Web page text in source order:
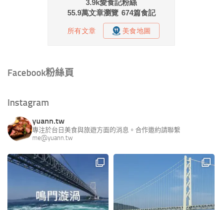
Facebook粉絲頁
Instagram
yuann.tw
專注於台日美食與旅遊方面的消息。合作邀約請聯繫
me@yuann.tw